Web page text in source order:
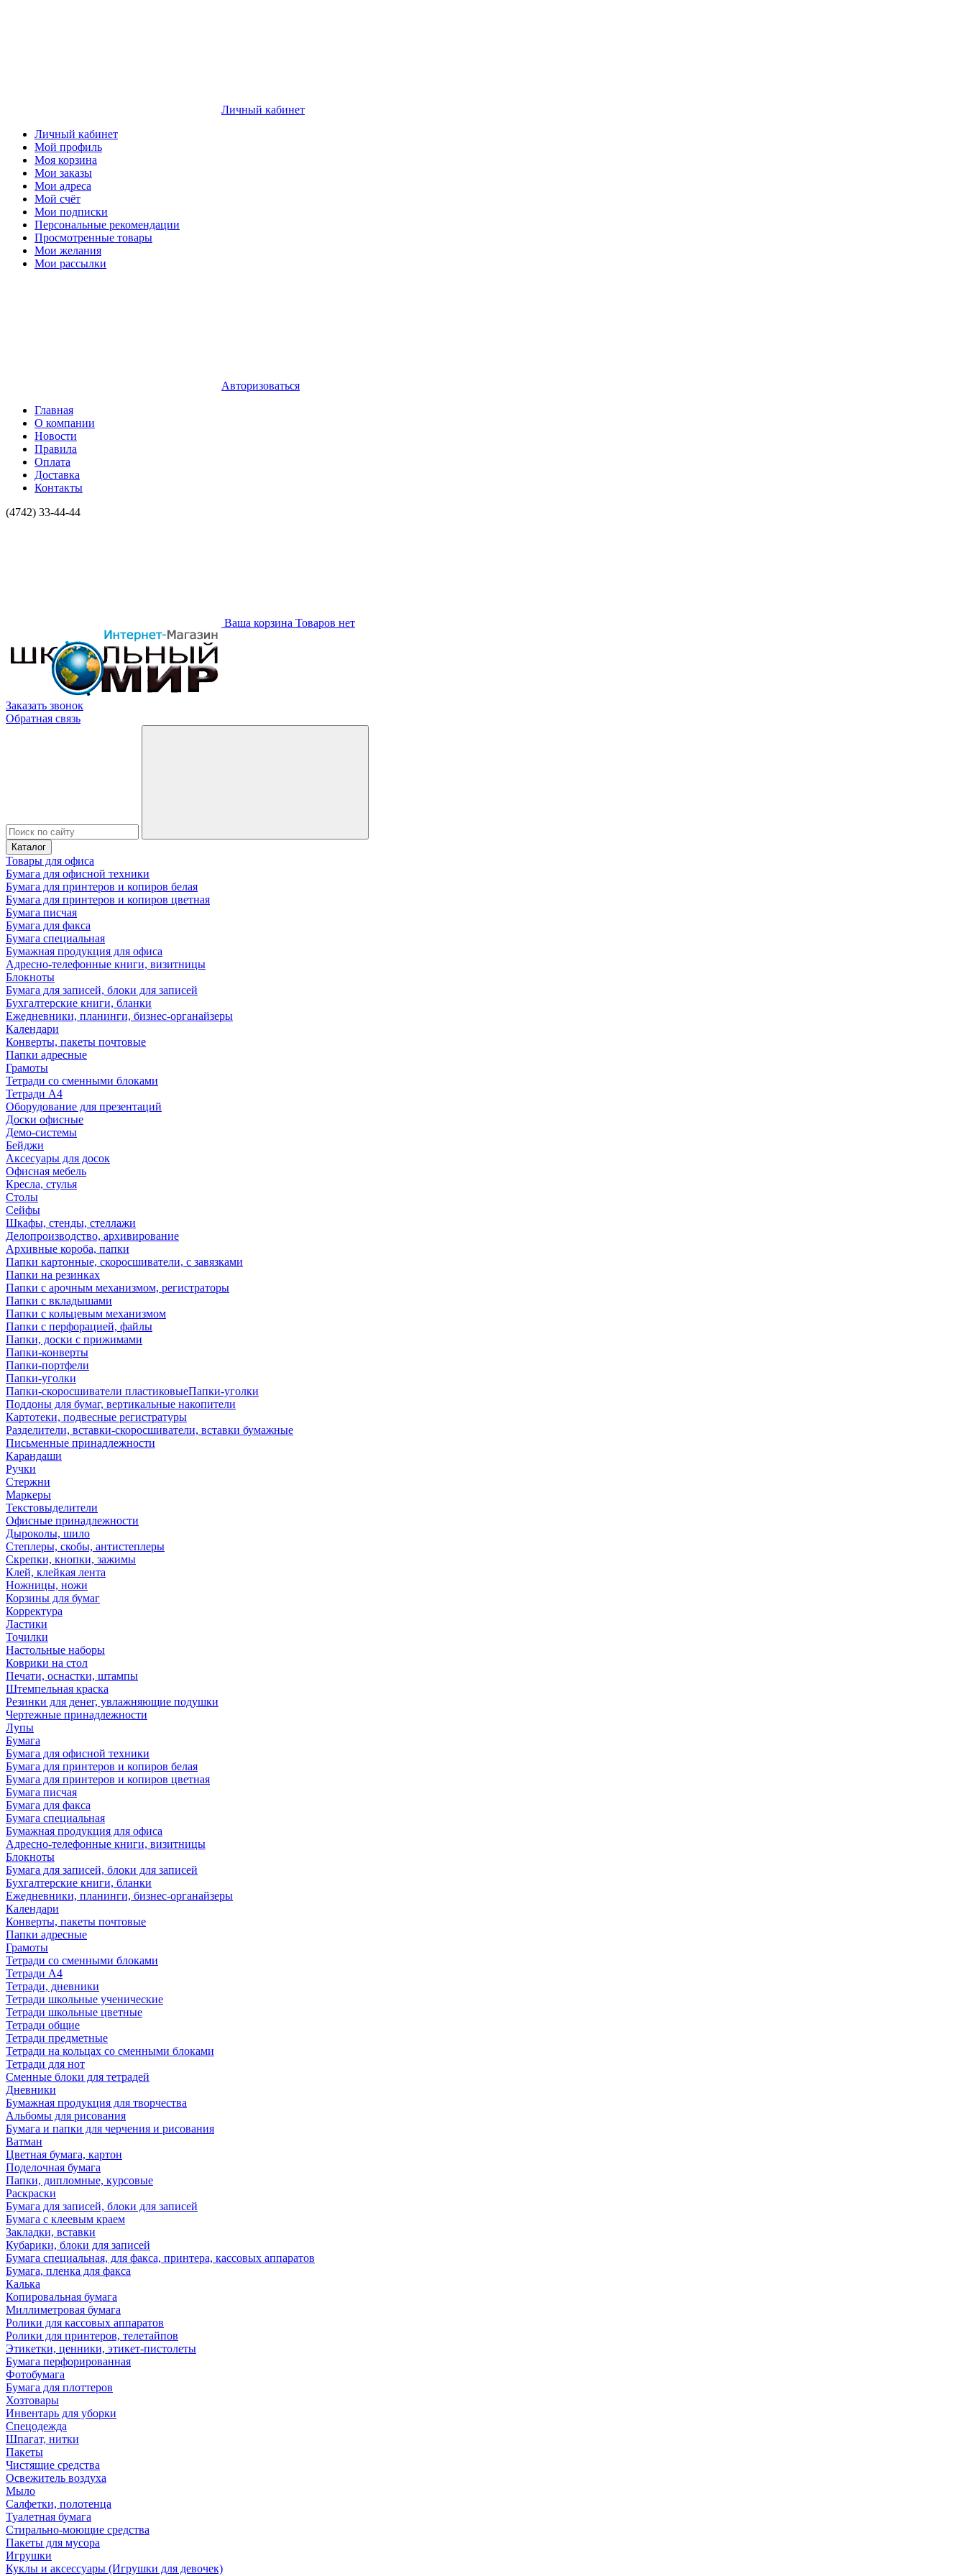
Личный кабинет
Личный кабинет
Мой профиль
Моя корзина
Мои заказы
Мои адреса
Мой счёт
Мои подписки
Персональные рекомендации
Просмотренные товары
Мои желания
Мои рассылки
Авторизоваться
Главная
О компании
Новости
Правила
Оплата
Доставка
Контакты
(4742) 33-44-44
Ваша корзина Товаров нет
Заказать звонок
Обратная связь
Каталог
Товары для офиса
Бумага для офисной техники
Бумага для принтеров и копиров белая
Бумага для принтеров и копиров цветная
Бумага писчая
Бумага для факса
Бумага специальная
Бумажная продукция для офиса
Адресно-телефонные книги, визитницы
Блокноты
Бумага для записей, блоки для записей
Бухгалтерские книги, бланки
Ежедневники, планинги, бизнес-органайзеры
Календари
Конверты, пакеты почтовые
Папки адресные
Грамоты
Тетради со сменными блоками
Тетради А4
Оборудование для презентаций
Доски офисные
Демо-системы
Бейджи
Аксесуары для досок
Офисная мебель
Кресла, стулья
Столы
Сейфы
Шкафы, стенды, стеллажи
Делопроизводство, архивирование
Архивные короба, папки
Папки картонные, скоросшиватели, с завязками
Папки на резинках
Папки с арочным механизмом, регистраторы
Папки с вкладышами
Папки с кольцевым механизмом
Папки с перфорацией, файлы
Папки, доски с прижимами
Папки-конверты
Папки-портфели
Папки-уголки
Папки-скоросшиватели пластиковыеПапки-уголки
Поддоны для бумаг, вертикальные накопители
Картотеки, подвесные регистратуры
Разделители, вставки-скоросшиватели, вставки бумажные
Письменные принадлежности
Карандаши
Ручки
Стержни
Маркеры
Текстовыделители
Офисные принадлежности
Дыроколы, шило
Степлеры, скобы, антистеплеры
Скрепки, кнопки, зажимы
Клей, клейкая лента
Ножницы, ножи
Корзины для бумаг
Корректура
Ластики
Точилки
Настольные наборы
Коврики на стол
Печати, оснастки, штампы
Штемпельная краска
Резинки для денег, увлажняющие подушки
Чертежные принадлежности
Лупы
Бумага
Бумага для офисной техники
Бумага для принтеров и копиров белая
Бумага для принтеров и копиров цветная
Бумага писчая
Бумага для факса
Бумага специальная
Бумажная продукция для офиса
Адресно-телефонные книги, визитницы
Блокноты
Бумага для записей, блоки для записей
Бухгалтерские книги, бланки
Ежедневники, планинги, бизнес-органайзеры
Календари
Конверты, пакеты почтовые
Папки адресные
Грамоты
Тетради со сменными блоками
Тетради А4
Тетради, дневники
Тетради школьные ученические
Тетради школьные цветные
Тетради общие
Тетради предметные
Тетради на кольцах со сменными блоками
Тетради для нот
Сменные блоки для тетрадей
Дневники
Бумажная продукция для творчества
Альбомы для рисования
Бумага и папки для черчения и рисования
Ватман
Цветная бумага, картон
Поделочная бумага
Папки, дипломные, курсовые
Раскраски
Бумага для записей, блоки для записей
Бумага с клеевым краем
Закладки, вставки
Кубарики, блоки для записей
Бумага специальная, для факса, принтера, кассовых аппаратов
Бумага, пленка для факса
Калька
Копировальная бумага
Миллиметровая бумага
Ролики для кассовых аппаратов
Ролики для принтеров, телетайпов
Этикетки, ценники, этикет-пистолеты
Бумага перфорированная
Фотобумага
Бумага для плоттеров
Хозтовары
Инвентарь для уборки
Спецодежда
Шпагат, нитки
Пакеты
Чистящие средства
Освежитель воздуха
Мыло
Салфетки, полотенца
Туалетная бумага
Стирально-моющие средства
Пакеты для мусора
Игрушки
Куклы и аксессуары (Игрушки для девочек)